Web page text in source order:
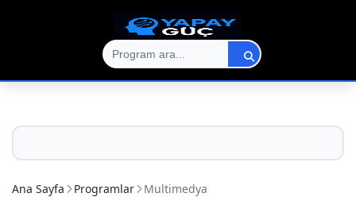
Ana Sayfa Programlar Multimedya